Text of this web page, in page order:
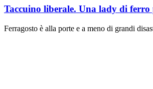
Taccuino liberale. Una lady di ferro
Ferragosto è alla porte e a meno di grandi